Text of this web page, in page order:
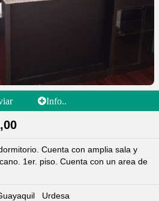
Info..
Cuenta con amplia sala y
1er. piso. Cuenta con un area de
Urdesa